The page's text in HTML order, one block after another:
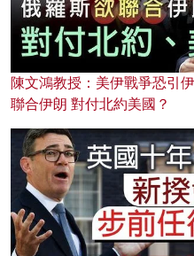
陳文鴻教授：美伊戰爭恐引
聯合伊朗 對付北約美國？